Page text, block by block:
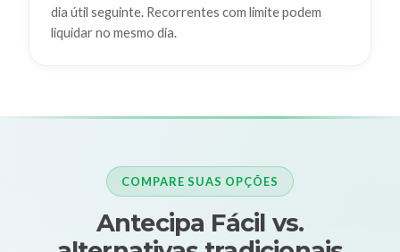
dia útil seguinte. Recorrentes com limite podem
liquidar no mesmo dia.
COMPARE SUAS OPÇÕES
Antecipa Fácil vs.